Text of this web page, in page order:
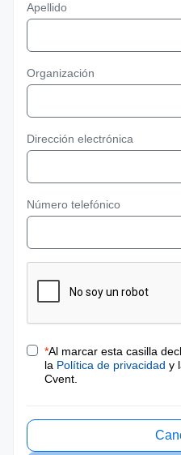
Apellido
Organización
Dirección electrónica
Número telefónico
*Al marcar esta casilla
la Política de privacidad y
Cvent.